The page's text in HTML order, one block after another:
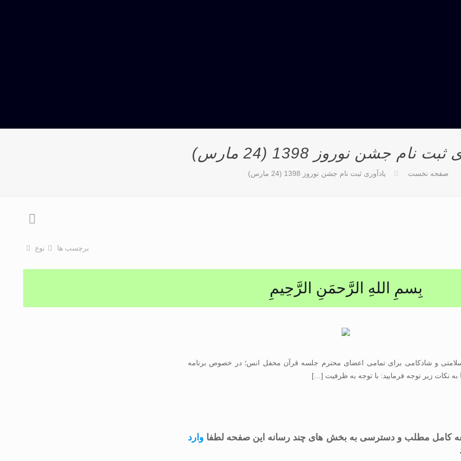
نام جشن نوروز 1398 (24 مارس)
صفحه نخست یادآوری ثبت نام جشن نوروز 1398 (24 مارس)
نوع برچسب ها
بِسمِ اللهِ الرَّحمَنِ الرَّحِيمِ
و شادکامی برای تمامی اعضای محترم جلسه قرآن محفل انس؛ در خصوص برنامه
به نکات زیر توجه فرمایید: با توجه به ظرفیت […]
کامل مطلب و دسترسی به بخش های چند رسانه این صفحه لطفا وارد